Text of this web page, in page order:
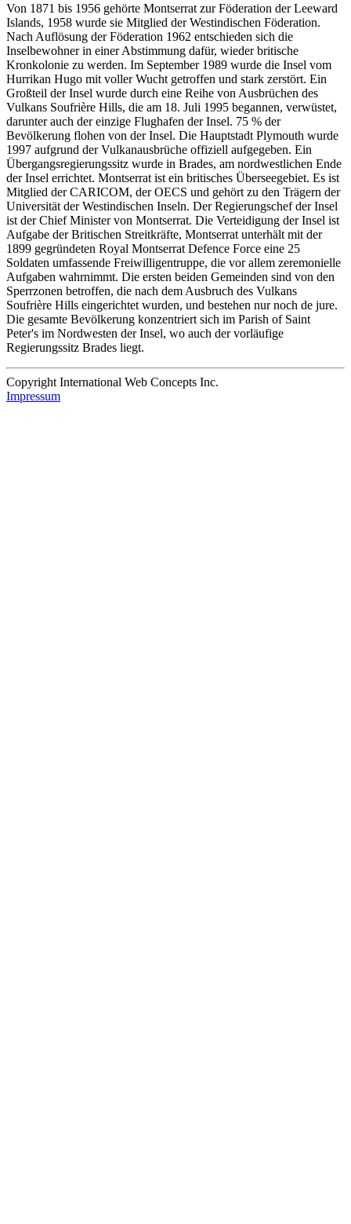
Von 1871 bis 1956 gehörte Montserrat zur Föderation der Leeward
Islands, 1958 wurde sie Mitglied der Westindischen Föderation.
Nach Auflösung der Föderation 1962 entschieden sich die
Inselbewohner in einer Abstimmung dafür, wieder britische
Kronkolonie zu werden. Im September 1989 wurde die Insel vom
Hurrikan Hugo mit voller Wucht getroffen und stark zerstört. Ein
Großteil der Insel wurde durch eine Reihe von Ausbrüchen des
Vulkans Soufrière Hills, die am 18. Juli 1995 begannen, verwüstet,
darunter auch der einzige Flughafen der Insel. 75 % der
Bevölkerung flohen von der Insel. Die Hauptstadt Plymouth wurde
1997 aufgrund der Vulkanausbrüche offiziell aufgegeben. Ein
Übergangsregierungssitz wurde in Brades, am nordwestlichen Ende
der Insel errichtet. Montserrat ist ein britisches Überseegebiet. Es ist
Mitglied der CARICOM, der OECS und gehört zu den Trägern der
Universität der Westindischen Inseln. Der Regierungschef der Insel
ist der Chief Minister von Montserrat. Die Verteidigung der Insel ist
Aufgabe der Britischen Streitkräfte, Montserrat unterhält mit der
1899 gegründeten Royal Montserrat Defence Force eine 25
Soldaten umfassende Freiwilligentruppe, die vor allem zeremonielle
Aufgaben wahrnimmt. Die ersten beiden Gemeinden sind von den
Sperrzonen betroffen, die nach dem Ausbruch des Vulkans
Soufrière Hills eingerichtet wurden, und bestehen nur noch de jure.
Die gesamte Bevölkerung konzentriert sich im Parish of Saint
Peter's im Nordwesten der Insel, wo auch der vorläufige
Regierungssitz Brades liegt.
Copyright International Web Concepts Inc.
Impressum